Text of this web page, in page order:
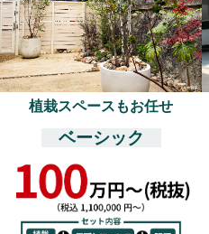
植栽スペースもお任せ
ベーシック